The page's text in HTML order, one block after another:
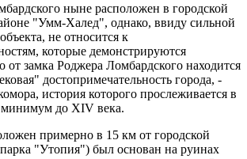
ныне расположен в городской
"Умм-Халед", однако, ввиду сильной
не относится к
которые демонстрируются
от замка Роджера Ломбардского находится
достопримечательность города, -
история которого прослеживается в
минимум до XIV века.
примерно в 15 км от городской
"Утопия") был основан на руинах